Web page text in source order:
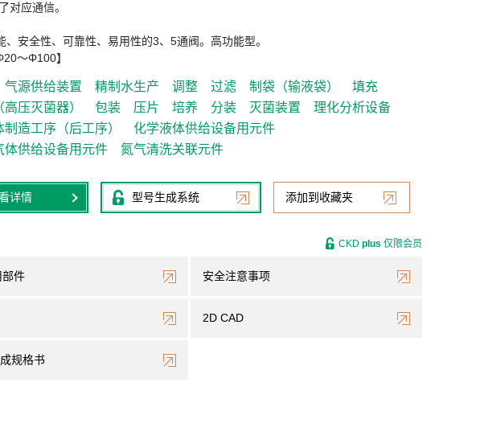
对应通信。
、安全性、可靠性、易用性的3、5通阀。高功能型。
～Φ100】
气源供给装置 精制水生产 调整 过滤 制袋（输液袋）
填充
高压灭菌器）
包装 压片 培养 分装 灭菌装置
理化分析设备
制造工序（后工序）
化学液体供给设备用元件
体供给设备用元件
氮气清洗关联元件
详情 型号生成系统 添加到收藏夹
部件 安全注意事项
2D CAD
规格书
CKD plus 仅限会员